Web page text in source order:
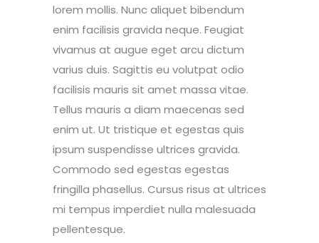
lorem mollis. Nunc aliquet bibendum
enim facilisis gravida neque. Feugiat
vivamus at augue eget arcu dictum
varius duis. Sagittis eu volutpat odio
facilisis mauris sit amet massa vitae.
Tellus mauris a diam maecenas sed
enim ut. Ut tristique et egestas quis
ipsum suspendisse ultrices gravida.
Commodo sed egestas egestas
fringilla phasellus. Cursus risus at ultrices
mi tempus imperdiet nulla malesuada
pellentesque.